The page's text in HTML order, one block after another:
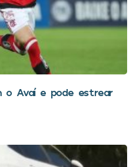
o Avaí e pode estrear